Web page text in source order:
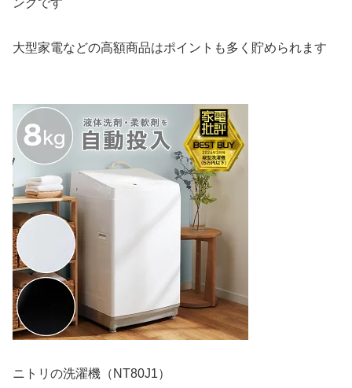
大型家電などの高額商品はポイントも多く貯められます
ニトリの洗濯機（NT80J1）